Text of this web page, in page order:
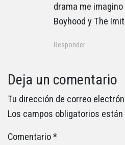
drama me
Boyhood y The
Responder
Deja un comentario
Tu dirección de correo
Los campos obligatorios
Comentario*